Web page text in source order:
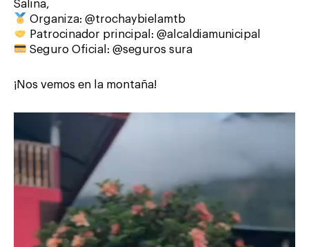
Salina,
Organiza: @trochaybielamtb
Patrocinador principal: @alcaldiamunicipal
Seguro Oficial: @seguros sura
¡Nos vemos en la montaña!